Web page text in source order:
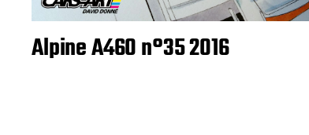
Alpine A460 n°35 2016